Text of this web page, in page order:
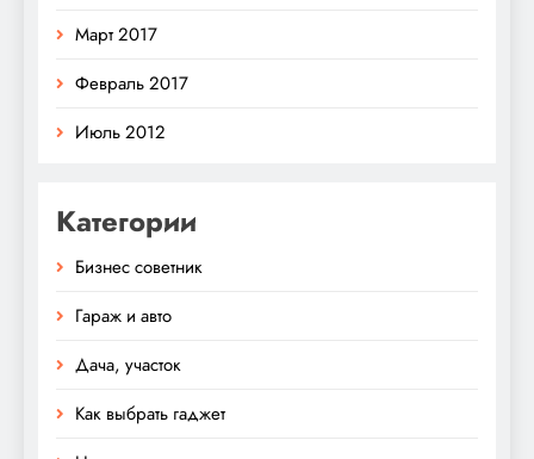
Март 2017
Февраль 2017
Июль 2012
Категории
Бизнес советник
Гараж и авто
Дача, участок
Как выбрать гаджет